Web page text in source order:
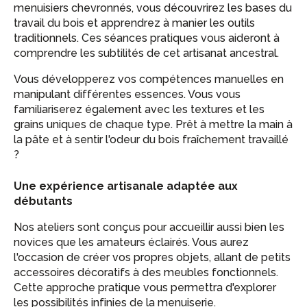
menuisiers chevronnés, vous découvrirez les bases du
travail du bois et apprendrez à manier les outils
traditionnels. Ces séances pratiques vous aideront à
comprendre les subtilités de cet artisanat ancestral.
Vous développerez vos compétences manuelles en
manipulant différentes essences. Vous vous
familiariserez également avec les textures et les
grains uniques de chaque type. Prêt à mettre la main à
la pâte et à sentir l'odeur du bois fraîchement travaillé
?
Une expérience artisanale adaptée aux
débutants
Nos ateliers sont conçus pour accueillir aussi bien les
novices que les amateurs éclairés. Vous aurez
l'occasion de créer vos propres objets, allant de petits
accessoires décoratifs à des meubles fonctionnels.
Cette approche pratique vous permettra d'explorer
les possibilités infinies de la menuiserie.